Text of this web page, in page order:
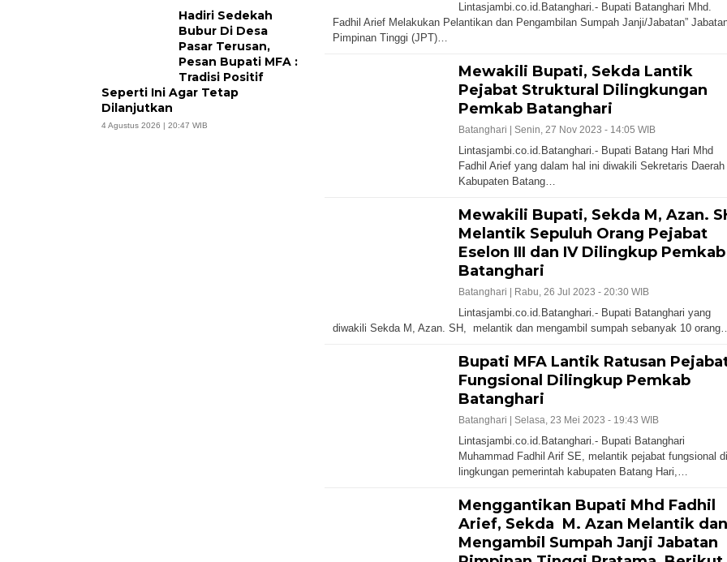
Hadiri Sedekah
Bubur Di Desa
Pasar Terusan,
Pesan Bupati MFA :
Tradisi Positif
Seperti Ini Agar Tetap
Dilanjutkan
4 Agustus 2026 | 20:47 WIB
Lintasjambi.co.id.Batanghari.- Bupati Batanghari Mhd.
Fadhil Arief Melakukan Pelantikan dan Pengambilan Sumpah Janji/Jabatan”
Pimpinan Tinggi (JPT)…
Mewakili Bupati, Sekda Lantik
Pejabat Struktural Dilingkungan
Pemkab Batanghari
Batanghari | Senin, 27 Nov 2023 - 14:05 WIB
Lintasjambi.co.id.Batanghari.- Bupati Batang Hari Mhd
Fadhil Arief yang dalam hal ini diwakili Sekretaris Daerah
Kabupaten Batang…
Mewakili Bupati, Sekda M, Azan.
Melantik Sepuluh Orang Pejabat
Eselon III dan IV Dilingkup Pemkab
Batanghari
Batanghari | Rabu, 26 Jul 2023 - 20:30 WIB
Lintasjambi.co.id.Batanghari.- Bupati Batanghari yang
diwakili Sekda M, Azan. SH, melantik dan mengambil sumpah sebanyak 10
Bupati MFA Lantik Ratusan
Fungsional Dilingkup Pemkab
Batanghari
Batanghari | Selasa, 23 Mei 2023 - 19:43 WIB
Lintasjambi.co.id.Batanghari.- Bupati Batanghari
Muhammad Fadhil Arif SE, melantik pejabat fungsional di
lingkungan pemerintah kabupaten Batang Hari,…
Menggantikan Bupati Mhd Fadhil
Arief, Sekda M. Azan Melantik dan
Mengambil Sumpah Janji Jabatan